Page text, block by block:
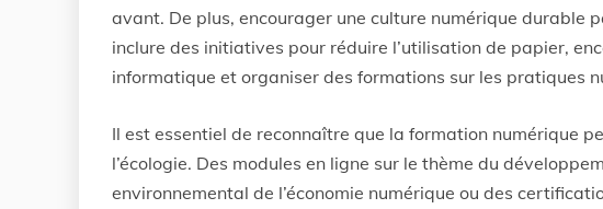
avant. De plus, encourager une culture numérique durable
inclure des initiatives pour réduire l’utilisation de papier,
informatique et organiser des formations sur les pratiques
Il est essentiel de reconnaître que la formation numérique
l’écologie. Des modules en ligne sur le thème du
environnemental de l’économie numérique ou des